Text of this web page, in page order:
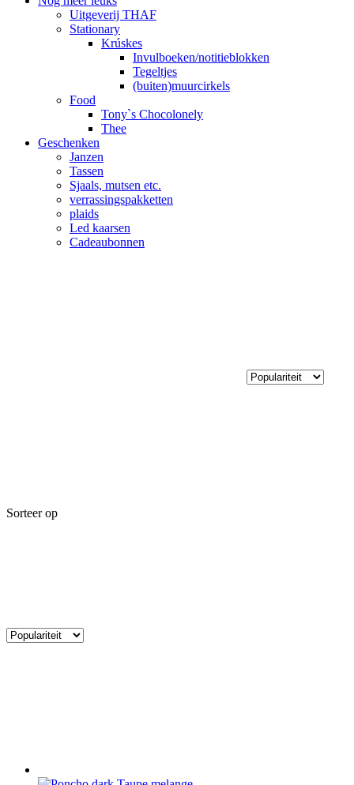
Uitgeverij THAF
Stationary
Krúskes
Invulboeken/notitieblokken
Tegeltjes
(buiten)muurcirkels
Food
Tony`s Chocolonely
Thee
Geschenken
Janzen
Tassen
Sjaals, mutsen etc.
verrassingspakketten
plaids
Led kaarsen
Cadeaubonnen
Sorteer op